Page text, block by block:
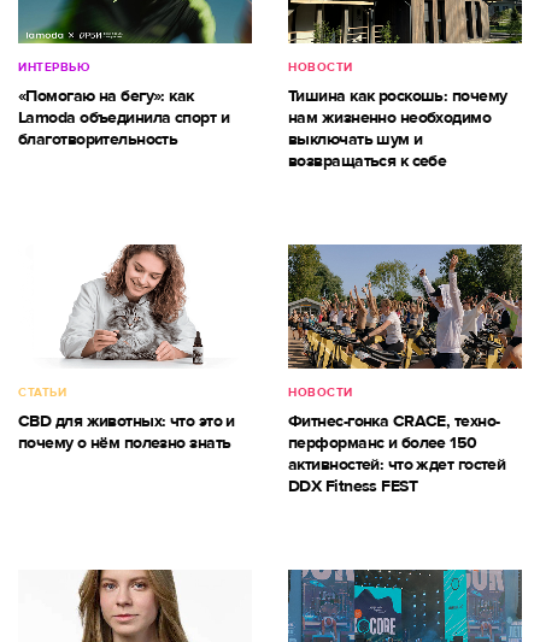
ИНТЕРВЬЮ
«Помогаю на бегу»: как
Lamoda объединила спорт и
благотворительность
НОВОСТИ
Тишина как роскошь: почему
нам жизненно необходимо
выключать шум и
возвращаться к себе
СТАТЬИ
CBD для животных: что это и
почему о нём полезно знать
НОВОСТИ
Фитнес-гонка CRACE, техно-
перформанс и более 150
активностей: что ждет гостей
DDX Fitness FEST